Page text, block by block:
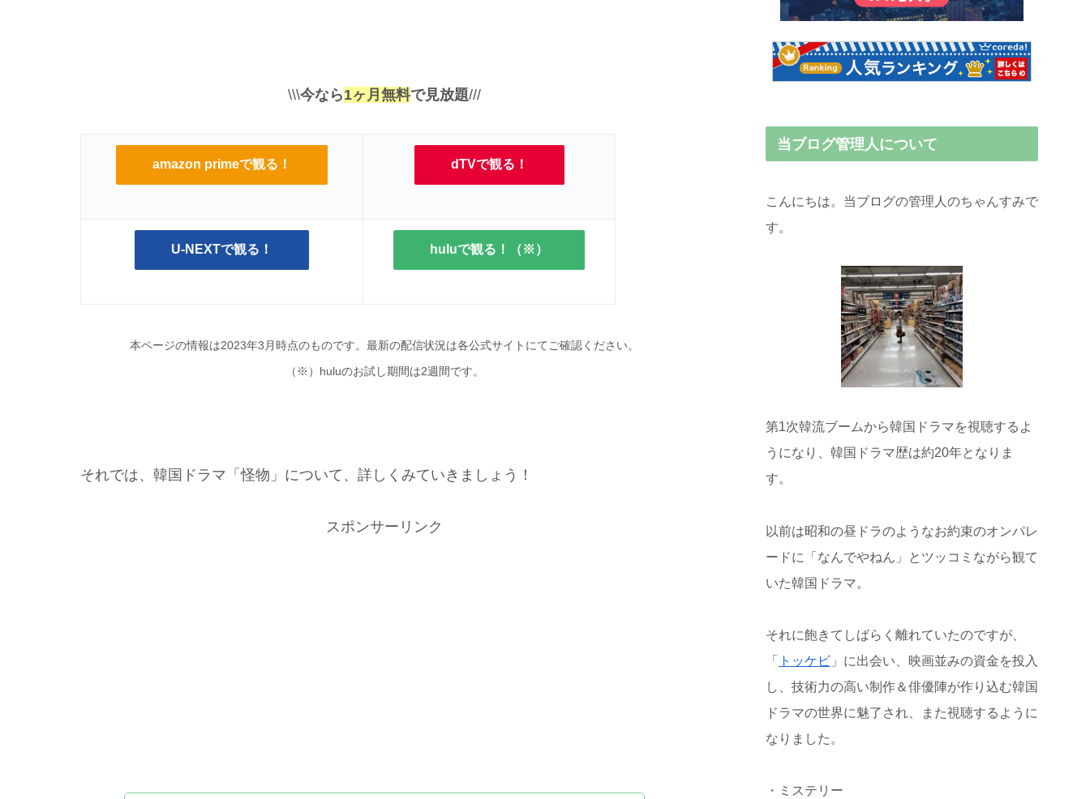
\\\今なら1ヶ月無料で見放題///
amazon primeで観る！ dTVで観る！
U-NEXTで観る！ huluで観る！（※）
本ページの情報は2023年3月時点のものです。最新の配信状況は各公式サイトにてご確認ください。
（※）huluのお試し期間は2週間です。
それでは、韓国ドラマ「怪物」について、詳しくみていきましょう！
スポンサーリンク
当ブログ管理人について
こんにちは。当ブログの管理人のちゃんすみで
す。
第1次韓流ブームから韓国ドラマを視聴するよ
うになり、韓国ドラマ歴は約20年となりま
す。
以前は昭和の昼ドラのようなお約束のオンパレ
ードに「なんでやねん」とツッコミながら観て
いた韓国ドラマ。
それに飽きてしばらく離れていたのですが、
「 トッケビ 」に出会い、映画並みの資金を投入
し、技術力の高い制作＆俳優陣が作り込む韓国
ドラマの世界に魅了され、また視聴するように
なりました。
・ミステリー